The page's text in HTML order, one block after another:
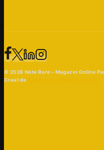
© 2026 Note Rare – Magazin Online
Creat de